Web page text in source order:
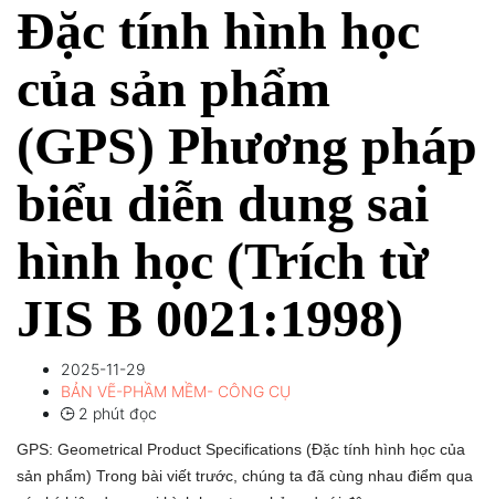
Đặc tính hình học
của sản phẩm
(GPS) Phương pháp
biểu diễn dung sai
hình học (Trích từ
JIS B 0021:1998)
2025-11-29
BẢN VẼ-PHẦM MỀM- CÔNG CỤ
2 phút đọc
GPS: Geometrical Product Specifications (Đặc tính hình học của
sản phẩm) Trong bài viết trước, chúng ta đã cùng nhau điểm qua